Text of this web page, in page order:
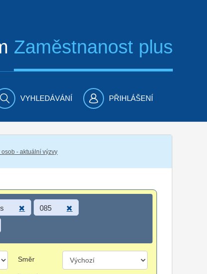
Zaměstnanost plus
VYHLEDÁVÁNÍ PŘIHLÁŠENÍ
- aktuální výzvy
085
Směr